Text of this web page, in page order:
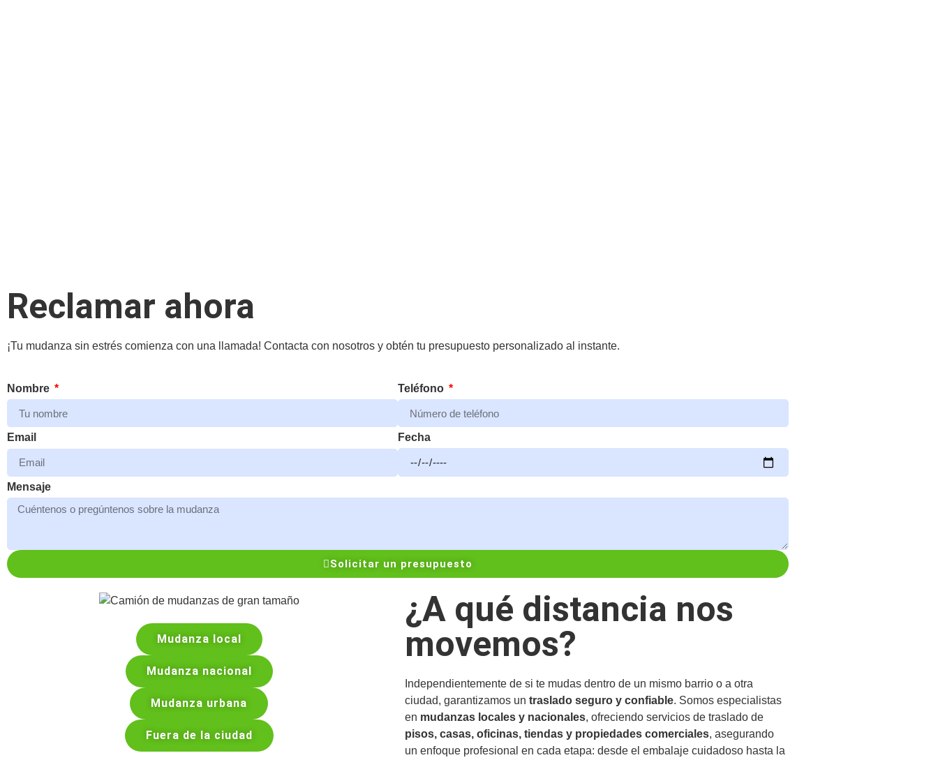
Reclamar ahora
¡Tu mudanza sin estrés comienza con una llamada! Contacta con nosotros y obtén tu presupuesto personalizado al instante.
Nombre Teléfono
Email Fecha
Mensaje
Solicitar un presupuesto
Mudanza local
Mudanza nacional
Mudanza urbana
Fuera de la ciudad
¿A qué distancia nos
movemos?
Independientemente de si te mudas dentro de un mismo barrio o a otra
ciudad, garantizamos un traslado seguro y confiable. Somos especialistas
en mudanzas locales y nacionales, ofreciendo servicios de traslado de
pisos, casas, oficinas, tiendas y propiedades comerciales, asegurando
un enfoque profesional en cada etapa: desde el embalaje cuidadoso hasta la